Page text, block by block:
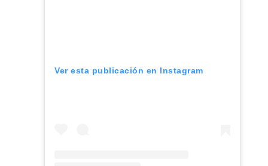
Ver esta publicación en Instagram